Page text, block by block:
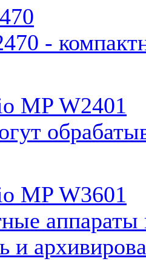
-
MP W2401
MP W3601
аппараты
и